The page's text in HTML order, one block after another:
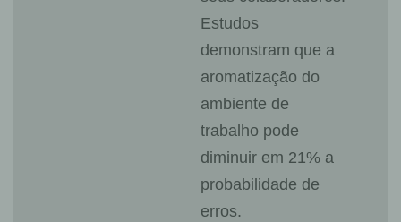
Estudos
demonstram que a
aromatização do
ambiente de
trabalho pode
diminuir em 21% a
probabilidade de
erros.